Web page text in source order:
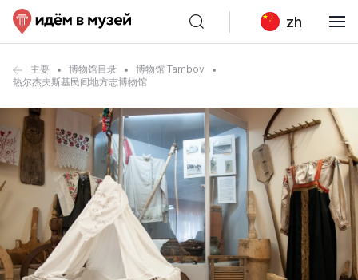
zh
主要 博物馆目录
博物馆 Tambov
热尔杰夫斯基民间地方志博物馆